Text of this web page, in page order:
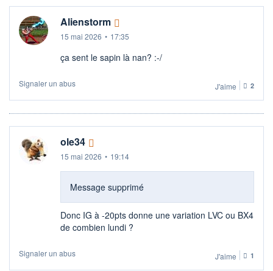
Alienstorm
15 mai 2026 • 17:35
ça sent le sapin là nan? :-/
Signaler un abus J'aime 2
ole34
15 mai 2026 • 19:14
Message supprimé
Donc IG à -20pts donne une variation LVC ou BX4
de combien lundi ?
Signaler un abus J'aime 1